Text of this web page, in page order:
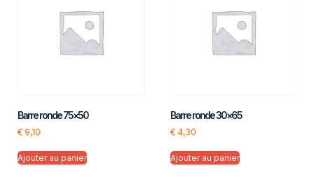
Barre ronde 75×50
€ 9,10
Ajouter au panier
Barre ronde 30×65
€4,30
Ajouter au panier